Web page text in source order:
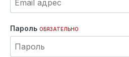
Пароль ОБЯЗАТЕЛЬНО